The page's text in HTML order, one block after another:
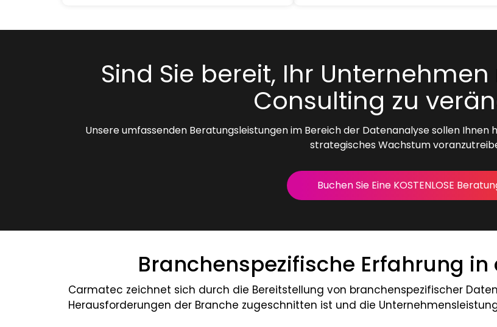
Sind Sie bereit, Ihr
Consulting zu
Unsere umfassenden Beratungsleistungen im Bereich der Datenanalyse sollen
strategisches Wachstum
Buchen Sie Eine KOSTENLOSE
Branchenspezifische Erfahrung
Carmatec zeichnet sich durch die Bereitstellung von branchenspezifischer
Herausforderungen der Branche zugeschnitten ist und die